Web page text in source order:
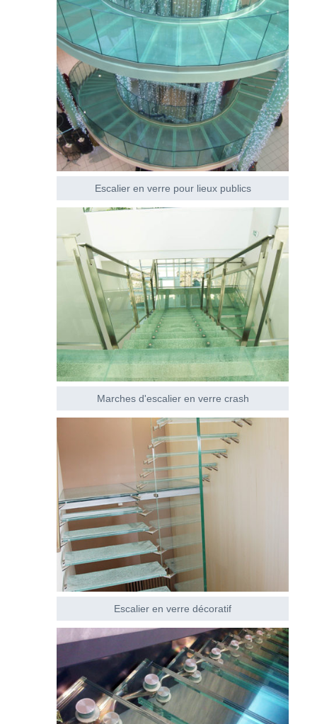
Escalier en verre pour lieux publics
Marches d'escalier en verre crash
Escalier en verre décoratif